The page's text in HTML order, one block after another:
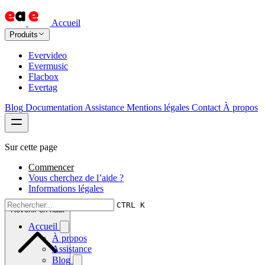
Accueil
Produits
Evervideo
Evermusic
Flacbox
Evertag
Blog Documentation Assistance Mentions légales Contact À propos
CTRL K
Accueil
À propos
Assistance
Blog
Sur cette page
Commencer
Vous cherchez de l’aide ?
Informations légales
Revenir en haut